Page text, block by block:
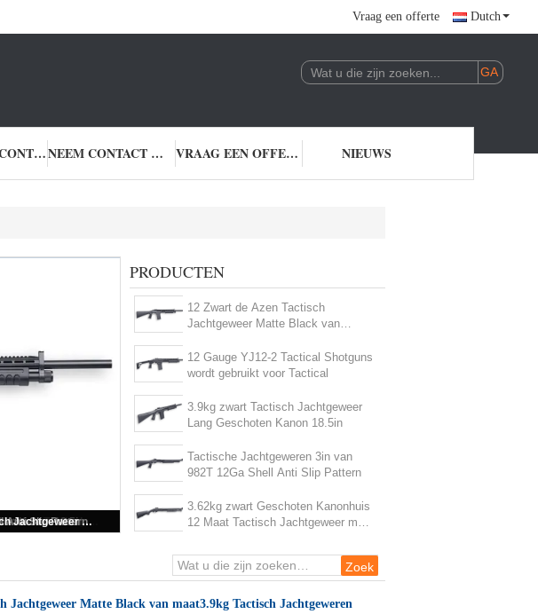
Vraag een offerte Dutch
KWALITEITSCONTROLE NEEM CONTACT MET ONS OP VRAAG EEN OFFERTE NIEUWS
12 Zwart de Azen Tactisch Jachtgeweer Matte Black van maat3.9kg Tactisch Jachtgeweren
PRODUCTEN
12 Zwart de Azen Tactisch
Jachtgeweer Matte Black van
12 Gauge YJ12-2 Tactical Shotguns
wordt gebruikt voor Tactical
3.9kg zwart Tactisch Jachtgeweer
Lang Geschoten Kanon 18.5in
Tactische Jachtgeweren 3in van
982T 12Ga Shell Anti Slip Pattern
3.62kg zwart Geschoten Kanonhuis
12 Maat Tactisch Jachtgeweer met
Jachtgeweer Matte Black van maat3.9kg Tactisch Jachtgeweren